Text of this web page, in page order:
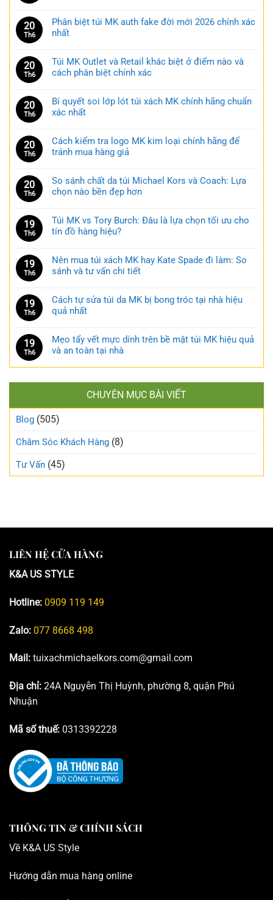
20
Th6
Phân biệt túi MK auth fake đời mới 2026 chính xác
nhất
20
Th6
Túi MK Outlet và Retail khác biệt ở điểm nào và
cách phân biệt chính xác
20
Th6
Bí quyết soi lớp lót túi xách MK chính hãng chuẩn
xác nhất
20
Th6
Cách kiểm tra logo MK kim loại chính hãng để
tránh mua hàng giả
20
Th6
So sánh chất da túi Michael Kors và Coach: Lựa
chọn nào bền đẹp hơn
19
Th6
Túi MK vs Tory Burch: Đâu là lựa chọn tối ưu cho
tín đồ hàng hiệu?
19
Th6
Nên mua túi xách MK hay Kate Spade đi làm: So
sánh và tư vấn chi tiết
19
Th6
Cách tự sửa túi da MK bị bong tróc tại nhà hiệu
quả nhất
19
Th6
Mẹo tẩy vết mực dính trên bề mặt túi MK hiệu quả
và an toàn tại nhà
CHUYÊN MỤC BÀI VIẾT
Blog (505)
Chăm Sóc Khách Hàng (8)
Tư Vấn (45)
LIÊN HỆ CỬA HÀNG
K&A US STYLE
Hotline: 0909 119 149
Zalo: 077 8668 498
Mail: tuixachmichaelkors.com@gmail.com
Địa chỉ: 24A Nguyễn Thị Huỳnh, phường 8, quận Phú
Nhuận
Mã số thuế: 0313392228
THÔNG TIN & CHÍNH SÁCH
Về K&A US Style
Hướng dẫn mua hàng online